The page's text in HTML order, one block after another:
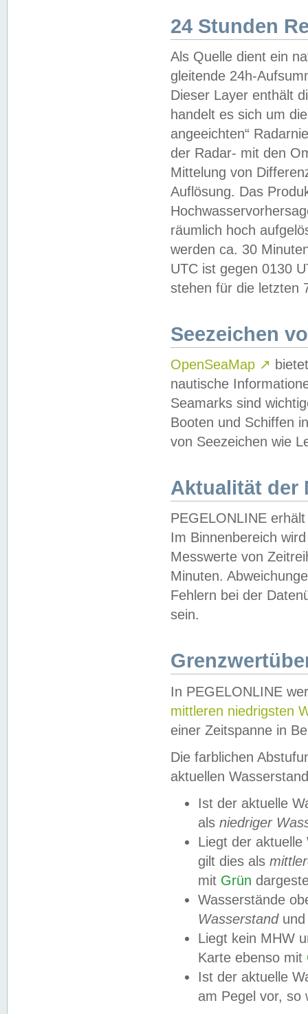
24 Stunden
Als Quelle dient ein
gleitende 24h-
Dieser Layer enthält
handelt es sich um
angeeichten“
der Radar- mit den
Mittelung von
Auflösung. Das
räumlich hoch
werden ca. 30
UTC ist gegen 0130
stehen für die letzten
Seezeichen
OpenSeaMap ↗
nautische
Seamarks sind
Booten und Schiffen
von Seezeichen wie
Aktualität der
PEGELONLINE
Im Binnenbereich
Messwerte von
Minuten.
Fehlern bei der
sein.
In PEGELONLINE
mittleren niedrigsten
einer Zeitspanne in
Die farblichen
aktuellen
Ist der aktuelle
als niedriger
Liegt der
gilt dies als
mit Grün
Wasserstände
Wasserstandund
Liegt kein MHW
Karte ebenso mit
Ist der aktuelle
am Pegel vor,